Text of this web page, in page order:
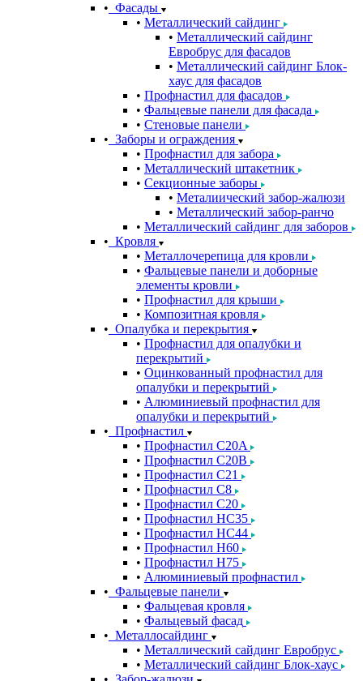
Фасады
Металлический сайдинг
Металлический сайдинг
Евробрус для фасадов
Металлический сайдинг Блок-
хаус для фасадов
Профнастил для фасадов
Фальцевые панели для фасада
Стеновые панели
Заборы и ограждения
Профнастил для забора
Металлический штакетник
Секционные заборы
Металиический забор-жалюзи
Металлический забор-ранчо
Металлический сайдинг для заборов
Кровля
Металлочерепица для кровли
Фальцевые панели и доборные
элементы кровли
Профнастил для крыши
Композитная кровля
Опалубка и перекрытия
Профнастил для опалубки и
перекрытий
Оцинкованный профнастил для
опалубки и перекрытий
Алюминиевый профнастил для
опалубки и перекрытий
Профнастил
Профнастил С20A
Профнастил С20B
Профнастил С21
Профнастил С8
Профнастил С20
Профнастил НС35
Профнастил НС44
Профнастил Н60
Профнастил Н75
Алюминиевый профнастил
Фальцевые панели
Фальцевая кровля
Фальцевый фасад
Металлосайдинг
Металлический сайдинг Евробрус
Металлический сайдинг Блок-хаус